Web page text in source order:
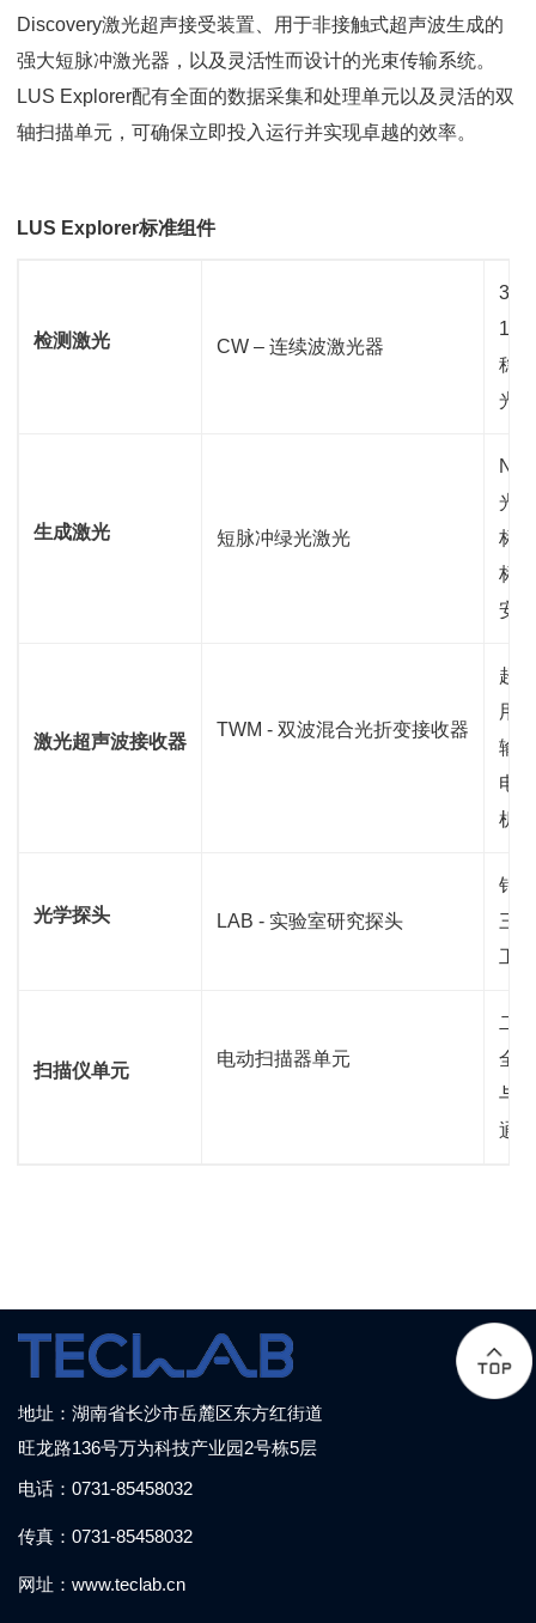
Discovery激光超声接受装置、用于非接触式超声波生成的
强大短脉冲激光器，以及灵活性而设计的光束传输系统。
LUS Explorer配有全面的数据采集和处理单元以及灵活的双
轴扫描单元，可确保立即投入运行并实现卓越的效率。
LUS Explorer标准组件
检测激光 CW – 连续波激光器
3W
稳
光
生成激光 短脉冲绿光激光
光
标
标
安
激光超声波接收器
TWM - 双波混合光折变接收器
超
用
输
电
机
光学探头 LAB - 实验室研究探头
针
三
工
扫描仪单元
电动扫描器单元
二
全
与
通
地址：湖南省长沙市岳麓区东方红街道
旺龙路136号万为科技产业园2号栋5层
电话：0731-85458032
传真：0731-85458032
网址：www.teclab.cn